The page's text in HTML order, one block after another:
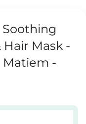
Hair Mask -
Matiem -